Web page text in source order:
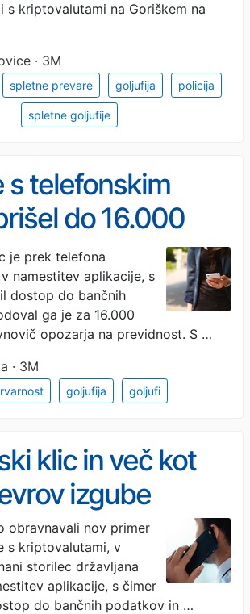
s kriptovalutami na Goriškem na
· 3M
spletne prevare goljufija policija
spletne goljufije
s telefonskim
do 16.000
je prek telefona
namestitev aplikacije, s
dostop do bančnih
ga je za 16.000
opozarja na previdnost. S …
· 3M
goljufija goljufi
klic in več kot
izgube
obravnavali nov primer
s kriptovalutami, v
storilec državljana
aplikacije, s čimer
do bančnih podatkov in …